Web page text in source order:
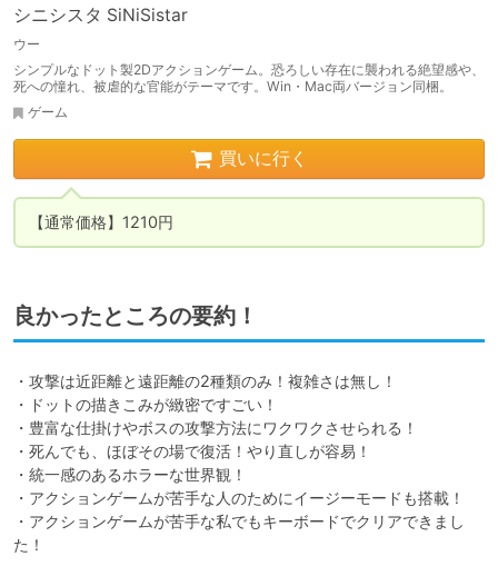
シニシスタ SiNiSistar
ウー
シンプルなドット製2Dアクションゲーム。恐ろしい存在に襲われる絶望感や、
死への憧れ、被虐的な官能がテーマです。Win・Mac両バージョン同梱。
ゲーム
買いに行く
【通常価格】1210円
良かったところの要約！
・攻撃は近距離と遠距離の2種類のみ！複雑さは無し！
・ドットの描きこみが緻密ですごい！
・豊富な仕掛けやボスの攻撃方法にワクワクさせられる！
・死んでも、ほぼその場で復活！やり直しが容易！
・統一感のあるホラーな世界観！
・アクションゲームが苦手な人のためにイージーモードも搭載！
・アクションゲームが苦手な私でもキーボードでクリアできまし
た！